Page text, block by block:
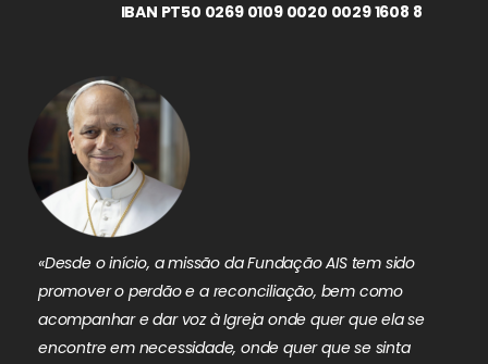
IBAN PT50 0269 0109 0020 0029 1608 8
«Desde o início, a missão da Fundação AIS tem sido
promover o perdão e a reconciliação, bem como
acompanhar e dar voz à Igreja onde quer que ela se
encontre em necessidade, onde quer que se sinta